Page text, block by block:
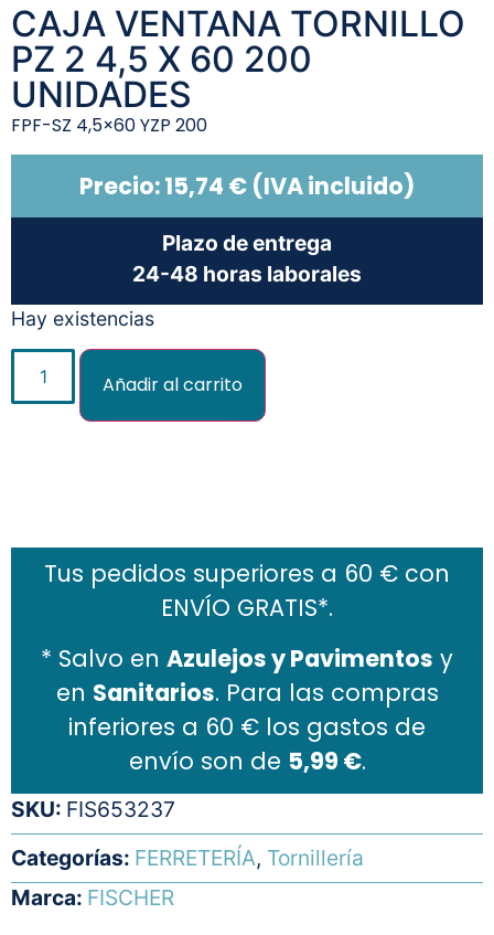
CAJA VENTANA TORNILLO
PZ 2 4,5 X 60 200
UNIDADES
FPF-SZ 4,5×60 YZP 200
Precio:15,74 € (IVA incluido)
Plazo de entrega
24-48 horas laborales
Hay existencias
Añadir al carrito
Tus pedidos superiores a 60 € con
ENVÍO GRATIS*.
* Salvo en Azulejos y Pavimentos y
en Sanitarios. Para las compras
inferiores a 60 € los gastos de
envío son de 5,99 €.
SKU: FIS653237
Categorías: FERRETERÍA, Tornillería
Marca: FISCHER